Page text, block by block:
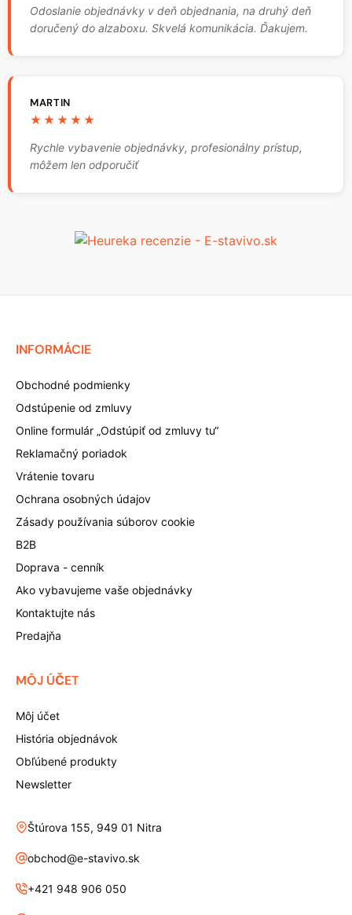
Odoslanie objednávky v deň objednania, na druhý deň
doručený do alzaboxu. Skvelá komunikácia. Ďakujem.
MARTIN
★★★★★
Rychle vybavenie objednávky, profesionálny prístup,
môžem len odporučiť
INFORMÁCIE
Obchodné podmienky
Odstúpenie od zmluvy
Online formulár „Odstúpiť od zmluvy tu“
Reklamačný poriadok
Vrátenie tovaru
Ochrana osobných údajov
Zásady používania súborov cookie
B2B
Doprava - cenník
Ako vybavujeme vaše objednávky
Kontaktujte nás
Predajňa
MÔJ ÚČET
Môj účet
História objednávok
Obľúbené produkty
Newsletter
Štúrova 155, 949 01 Nitra
obchod@e-stavivo.sk
+421 948 906 050